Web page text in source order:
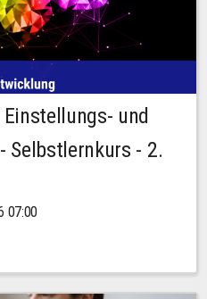
und
Selbstlernkurs - 2.
07:00